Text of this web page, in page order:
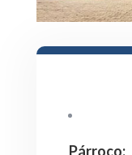
Párroco: